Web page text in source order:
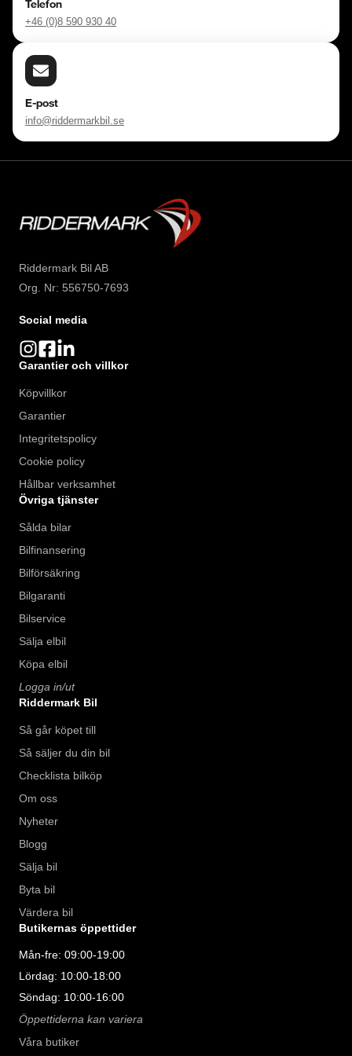
Telefon
+46 (0)8 590 930 40
E-post
info@riddermarkbil.se
Riddermark Bil AB
Org. Nr: 556750-7693
Social media
Garantier och villkor
Köpvillkor
Garantier
Integritetspolicy
Cookie policy
Hållbar verksamhet
Övriga tjänster
Sålda bilar
Bilfinansering
Bilförsäkring
Bilgaranti
Bilservice
Sälja elbil
Köpa elbil
Logga in/ut
Riddermark Bil
Så går köpet till
Så säljer du din bil
Checklista bilköp
Om oss
Nyheter
Blogg
Sälja bil
Byta bil
Värdera bil
Butikernas öppettider
Mån-fre: 09:00-19:00
Lördag: 10:00-18:00
Söndag: 10:00-16:00
Öppettiderna kan variera
Våra butiker